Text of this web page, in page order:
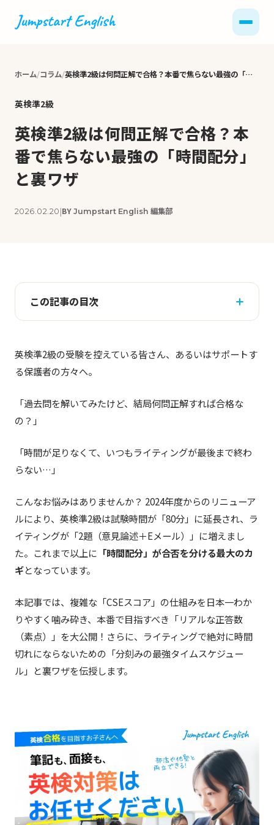
ホーム コラム 英検準2級は何問正解で合格？本番で焦らない最強の「時間配分」と裏ワザ
英検準2級
英検準2級は何問正解で合格？本
番で焦らない最強の「時間配分」
と裏ワザ
2026.02.20 |BY Jumpstart English 編集部
この記事の目次
英検準2級の受験を控えている皆さん、あるいはサポートす
る保護者の方々へ。
「過去問を解いてみたけど、結局何問正解すれば合格な
の？」
「時間が足りなくて、いつもライティングが最後まで終わ
らない…」
こんなお悩みはありませんか？ 2024年度からのリニューア
ルにより、英検準2級は試験時間が「80分」に延長され、ラ
イティングが「2題（意見論述＋Eメール）」に増えまし
た。これまで以上に 「時間配分」が合否を分ける最大のカ
ギとなっています。
本記事では、複雑な「CSEスコア」の仕組みを日本一わか
りやすく噛み砕き、本番で目指すべき「リアルな正答数
（素点）」を大公開！さらに、ライティングで絶対に時間
切れにならないための「分刻みの最強タイムスケジュー
ル」と裏ワザを伝授します。